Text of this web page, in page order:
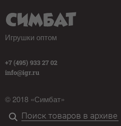
Игрушки оптом
+7 (495) 933 27 02
info@igr.ru
© 2018 «Симбат»